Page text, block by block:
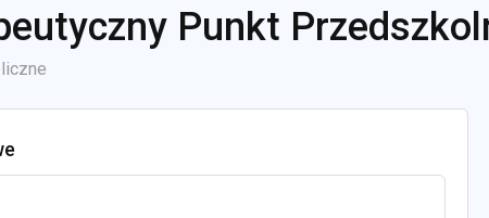
Punkt